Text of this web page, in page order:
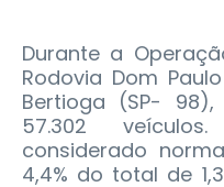
Durante a
Rodovia Dom
Bertioga (SP-
57.302
considerado
4,4% do total de